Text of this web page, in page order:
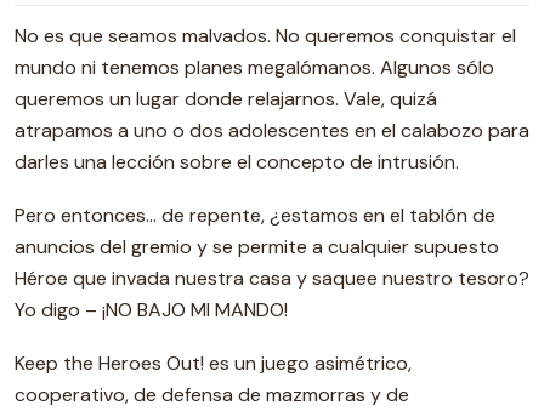
No es que seamos malvados. No queremos conquistar el
mundo ni tenemos planes megalómanos. Algunos sólo
queremos un lugar donde relajarnos. Vale, quizá
atrapamos a uno o dos adolescentes en el calabozo para
darles una lección sobre el concepto de intrusión.
Pero entonces… de repente, ¿estamos en el tablón de
anuncios del gremio y se permite a cualquier supuesto
Héroe que invada nuestra casa y saquee nuestro tesoro?
Yo digo – ¡NO BAJO MI MANDO!
Keep the Heroes Out! es un juego asimétrico,
cooperativo, de defensa de mazmorras y de